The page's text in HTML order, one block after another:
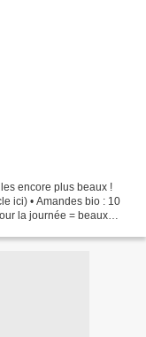
encore plus beaux !
ici) • Amandes bio : 10
la journée = beaux